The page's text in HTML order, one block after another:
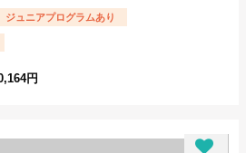
ジュニアプログラムあり
円